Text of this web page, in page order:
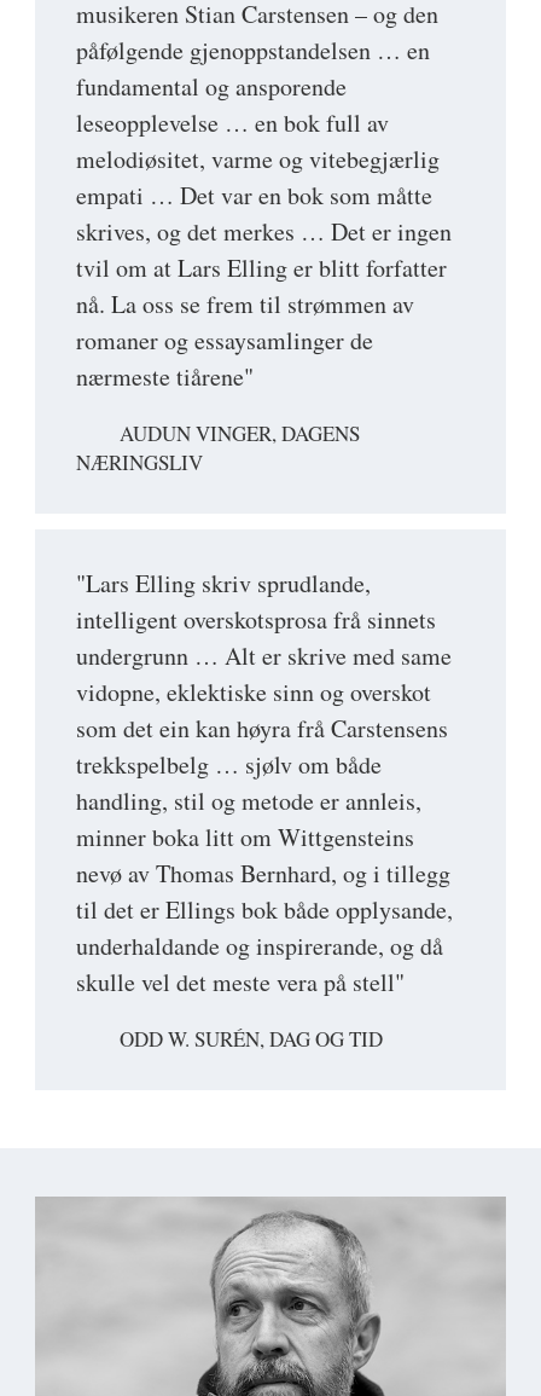
musikeren Stian Carstensen – og den
påfølgende gjenoppstandelsen … en
fundamental og ansporende
leseopplevelse … en bok full av
melodiøsitet, varme og vitebegjærlig
empati … Det var en bok som måtte
skrives, og det merkes … Det er ingen
tvil om at Lars Elling er blitt forfatter
nå. La oss se frem til strømmen av
romaner og essaysamlinger de
nærmeste tiårene"
AUDUN VINGER, DAGENS
NÆRINGSLIV
"Lars Elling skriv sprudlande,
intelligent overskotsprosa frå sinnets
undergrunn … Alt er skrive med same
vidopne, eklektiske sinn og overskot
som det ein kan høyra frå Carstensens
trekkspelbelg … sjølv om både
handling, stil og metode er annleis,
minner boka litt om Wittgensteins
nevø av Thomas Bernhard, og i tillegg
til det er Ellings bok både opplysande,
underhaldande og inspirerande, og då
skulle vel det meste vera på stell"
ODD W. SURÉN, DAG OG TID